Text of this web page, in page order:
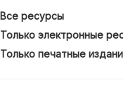
Все ресурсы
Только электронные
Только печатные